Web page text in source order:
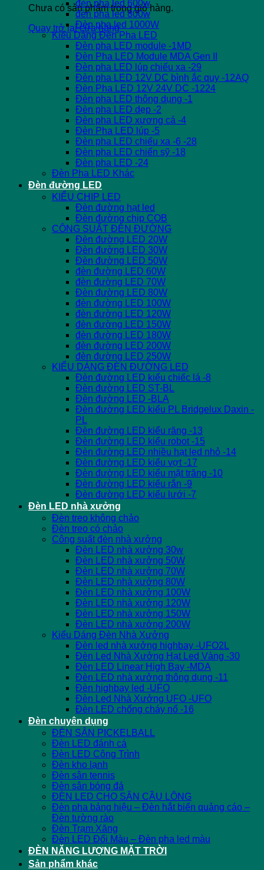
Chưa có sản phẩm trong giỏ hàng.
Quay trở lại cửa hàng
đèn pha led 600w
đèn pha led 800w
Đèn pha led 1000W
Kiểu Dáng Đèn Pha LED
Đèn pha LED module -1MD
Đèn Pha LED Module MDA Gen II
Đèn pha LED lúp chiếu xa -29
Đèn pha LED 12V DC bình ắc quy -12AQ
Đèn Pha LED 12V 24V DC -1224
Đèn pha LED thông dụng -1
Đèn pha LED dẹp -2
Đèn pha LED xương cá -4
Đèn Pha LED lúp -5
Đèn pha LED chiếu xa -6 -28
Đèn pha LED chiến sỹ -18
Đèn pha LED -24
Đèn Pha LED Khác
Đèn đường LED
KIỂU CHIP LED
Đèn đường hạt led
Đèn đường chip COB
CÔNG SUẤT ĐÈN ĐƯỜNG
Đèn đường LED 20W
Đèn đường LED 30W
Đèn đường LED 50W
đèn đường LED 60W
đèn đường LED 70W
Đèn đường LED 80W
đèn đường LED 100W
đèn đường LED 120W
đèn đường LED 150W
đèn đường LED 180W
đèn đường LED 200W
đèn đường LED 250W
KIỂU DÁNG ĐÈN ĐƯỜNG LED
Đèn đường LED kiểu chiếc lá -8
Đèn đường LED ST-BL
Đèn đường LED -BLA
Đèn đường LED kiểu PL Bridgelux Daxin -
PL
Đèn đường LED kiểu răng -13
Đèn đường LED kiểu robot -15
Đèn đường LED nhiều hạt led nhỏ -14
Đèn đường LED kiểu vợt -17
Đèn đường LED kiểu mặt trăng -10
Đèn đường LED kiểu rắn -9
Đèn đường LED kiểu lưới -7
Đèn LED nhà xưởng
Đèn treo không chảo
Đèn treo có chảo
Công suất đèn nhà xưởng
Đèn LED nhà xưởng 30w
Đèn LED nhà xưởng 50W
Đèn LED nhà xưởng 70W
Đèn LED nhà xưởng 80W
Đèn LED nhà xưởng 100W
Đèn LED nhà xưởng 120W
Đèn LED nhà xưởng 150W
Đèn LED nhà xưởng 200W
Kiểu Dáng Đèn Nhà Xưởng
Đèn led nhà xưởng highbay -UFO2L
Đèn Led Nhà Xưởng Hạt Led Vàng -30
Đèn LED Linear High Bay -MDA
Đèn LED nhà xưởng thông dụng -11
Đèn highbay led -UFO
Đèn Led Nhà Xưởng UFO -UFO
Đèn LED chống cháy nổ -16
Đèn chuyên dụng
ĐÈN SÂN PICKELBALL
Đèn LED đánh cá
Đèn LED Công Trình
Đèn kho lạnh
Đèn sân tennis
Đèn sân bóng đá
ĐÈN LED CHO SÂN CẦU LÔNG
Đèn pha bảng hiệu – Đèn hắt biển quảng cáo –
Đèn tường rào
Đèn Trạm Xăng
Đèn LED Đổi Màu – Đèn pha led màu
ĐÈN NĂNG LƯỢNG MẶT TRỜI
Sản phẩm khác